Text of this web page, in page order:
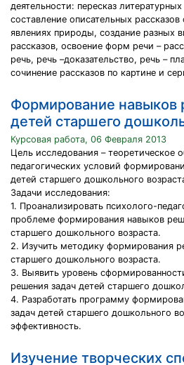
деятельности: пересказ
составление описательных
явлениях природы, создание разных
рассказов, освоение форм речи –
речь, речь –доказательство, речь –
сочинение рассказов по картине и
Формирование навыков
детей старшего
Курсовая работа, 06 Февраля 2013
Цель исследования – теоретическое
педагогических условий
детей старшего дошкольного
Задачи исследования:
1. Проанализировать психолого-
проблеме формирования навыков
старшего дошкольного возраста.
2. Изучить методику формирования
старшего дошкольного возраста.
3. Выявить уровень
решения задач детей старшего
4. Разработать программу
задач детей старшего дошкольного
эффективность.
Изучение творческих